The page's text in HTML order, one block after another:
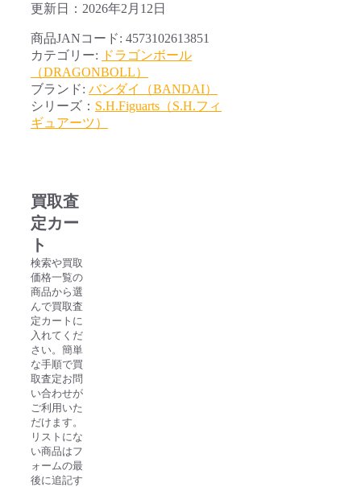
更新日：2026年2月12日
商品JANコード: 4573102613851
カテゴリー: ドラゴンボール
（DRAGONBOLL）
ブランド: バンダイ（BANDAI）
シリーズ： S.H.Figuarts（S.H.フィ
ギュアーツ）
買取査
定カー
ト
検索や買取
価格一覧の
商品から選
んで買取査
定カートに
入れてくだ
さい。簡単
な手順で買
取査定お問
い合わせが
ご利用いた
だけます。
リストにな
い商品はフ
ォームの最
後に追記す